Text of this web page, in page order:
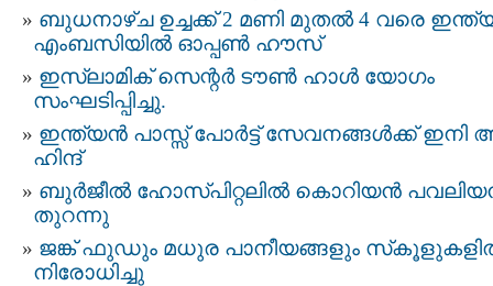
ബുധനാഴ്ച ഉച്ചക്ക് 2 മണി മുതൽ 4 വരെ
എംബസിയിൽ ഓപ്പൺ ഹൗസ്
ഇസ്‌ലാമിക് സെന്റർ ടൗൺ ഹാൾ യോഗം
സംഘടിപ്പിച്ചു.
ഇന്ത്യന്‍ പാസ്സ്‌ പോർട്ട് സേവനങ്ങള്‍ക്ക് ഇനി
ഹിന്ദ്
ബുർജീൽ ഹോസ്പിറ്റലിൽ കൊറിയൻ
തുറന്നു
ജങ്ക് ഫുഡും മധുര പാനീയങ്ങളും
നിരോധിച്ചു